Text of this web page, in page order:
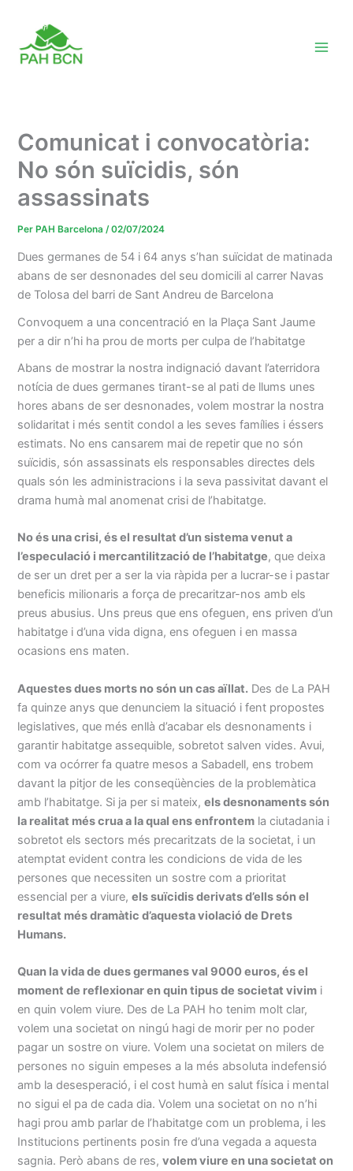
contingut
Comunicat i convocatòria:
No són suïcidis, són
assassinats
Per PAH Barcelona/02/07/2024
Dues germanes de 54 i 64 anys s’han suïcidat de matinada
abans de ser desnonades del seu domicili al carrer Navas
de Tolosa del barri de Sant Andreu de Barcelona
Convoquem a una concentració en la Plaça Sant Jaume
per a dir n’hi ha prou de morts per culpa de l’habitatge
Abans de mostrar la nostra indignació davant l’aterridora
notícia de dues germanes tirant-se al pati de llums unes
hores abans de ser desnonades, volem mostrar la nostra
solidaritat i més sentit condol a les seves famílies i éssers
estimats. No ens cansarem mai de repetir que no són
suïcidis, són assassinats els responsables directes dels
quals són les administracions i la seva passivitat davant el
drama humà mal anomenat crisi de l’habitatge.
No és una crisi, és el resultat d’un sistema venut a
l’especulació i mercantilització de l’habitatge, que deixa
de ser un dret per a ser la via ràpida per a lucrar-se i pastar
beneficis milionaris a força de precaritzar-nos amb els
preus abusius. Uns preus que ens ofeguen, ens priven d’un
habitatge i d’una vida digna, ens ofeguen i en massa
ocasions ens maten.
Aquestes dues morts no són un cas aïllat. Des de La PAH
fa quinze anys que denunciem la situació i fent propostes
legislatives, que més enllà d’acabar els desnonaments i
garantir habitatge assequible, sobretot salven vides. Avui,
com va ocórrer fa quatre mesos a Sabadell, ens trobem
davant la pitjor de les conseqüències de la problemàtica
amb l’habitatge. Si ja per si mateix,els desnonaments són
la realitat més crua a la qual ens enfrontem la ciutadania i
sobretot els sectors més precaritzats de la societat, i un
atemptat evident contra les condicions de vida de les
persones que necessiten un sostre com a prioritat
essencial per a viure,els suïcidis derivats d’ells són el
resultat més dramàtic d’aquesta violació de Drets
Humans.
Quan la vida de dues germanes val 9000 euros, és el
moment de reflexionar en quin tipus de societat vivim i
en quin volem viure. Des de La PAH ho tenim molt clar,
volem una societat on ningú hagi de morir per no poder
pagar un sostre on viure. Volem una societat on milers de
persones no siguin empeses a la més absoluta indefensió
amb la desesperació, i el cost humà en salut física i mental
no sigui el pa de cada dia. Volem una societat on no n’hi
hagi prou amb parlar de l’habitatge com un problema, i les
Institucions pertinents posin fre d’una vegada a aquesta
sagnia. Però abans de res,volem viure en una societat on